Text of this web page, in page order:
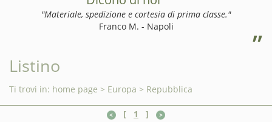
"Materiale, spedizione e cortesia di prima classe."
Franco M. - Napoli
Listino
Ti trovi in: home page > Europa > Repubblica
[ 1 ]